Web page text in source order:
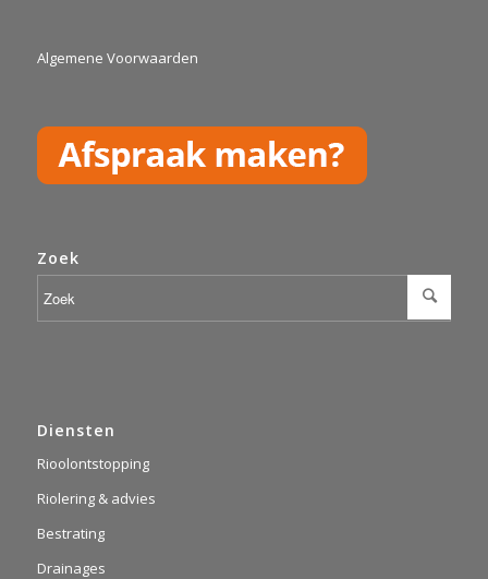
Algemene Voorwaarden
Zoek
Diensten
Rioolontstopping
Riolering & advies
Bestrating
Drainages